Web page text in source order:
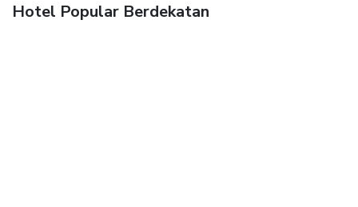
Hotel Popular Berdekatan